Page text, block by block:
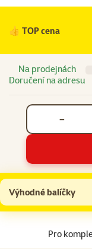
👍 TOP cena
Na prodejnách
Doručení na adresu
−
Krmivo Avicentra
Do košíku
Výhodné balíčky
Na začátek
Pro